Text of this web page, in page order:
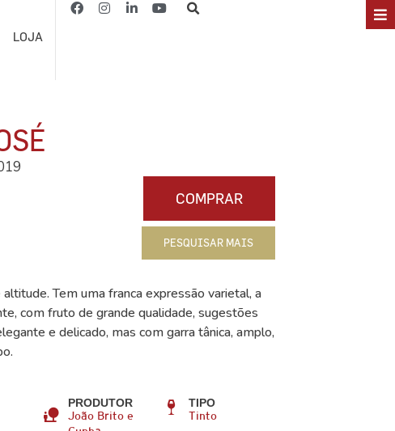
LOJA
COMPRAR
PESQUISAR MAIS
Tem uma franca expressão varietal, a
com fruto de grande qualidade, sugestões
e delicado, mas com garra tânica, amplo,
PRODUTOR
João Brito e
TIPO
Tinto